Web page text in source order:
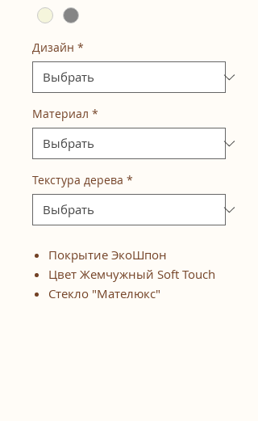
Дизайн *
Материал *
Текстура дерева *
Покрытие ЭкоШпон
Цвет Жемчужный Soft Touch
Стекло "Мателюкс"